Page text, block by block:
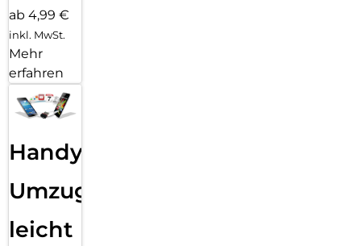
ab 4,99 €
inkl. MwSt.
Mehr
erfahren
Handy
Umzug
leicht